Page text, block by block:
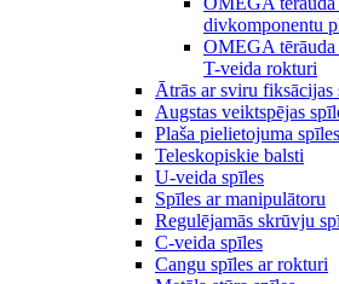
divkomponentu
OMEGA
T-veida rokturi
Ātrās ar sviru fiksācijas
Augstas veiktspējas
Plaša pielietojuma
Teleskopiskie balsti
U-veida spīles
Spīles ar manipulātoru
Regulējamās skrūvju
C-veida spīles
Cangu spīles ar rokturi